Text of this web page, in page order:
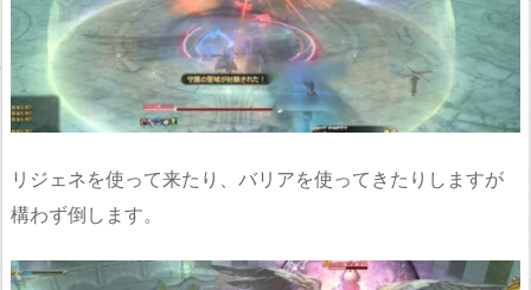
リジェネを使って来たり、バリアを使ってきたりしますが
構わず倒します。